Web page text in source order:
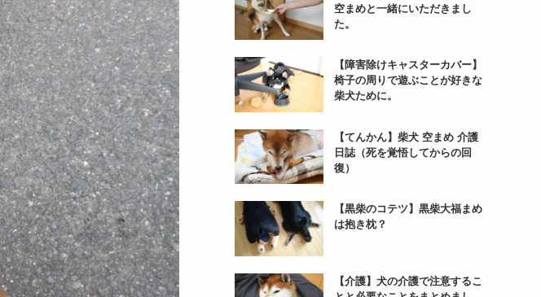
空まめと一緒にいただきまし
た。
【障害除けキャスターカバー】
椅子の周りで遊ぶことが好きな
柴犬ために。
【てんかん】柴犬 空まめ 介護
日誌（死を覚悟してからの回
復）
【黒柴のコテツ】黒柴大福まめ
は抱き枕？
【介護】犬の介護で注意するこ